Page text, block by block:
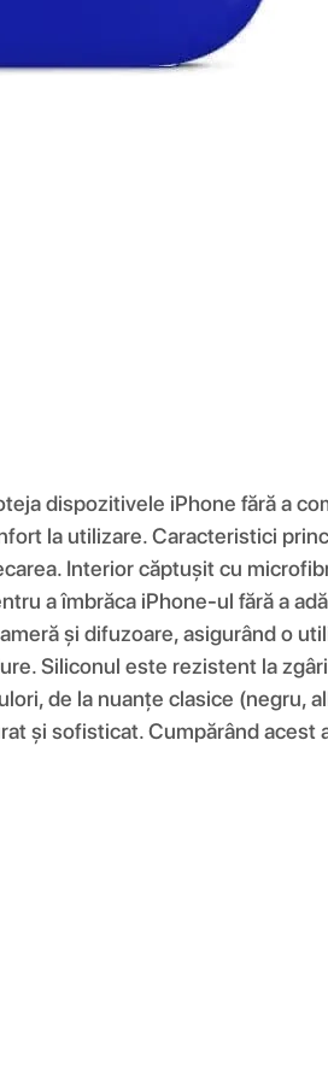
dispozitivele iPhone fără a
la utilizare. Caracteristici
Interior căptușit cu
a îmbrăca iPhone-ul fără a
și difuzoare, asigurând o
Siliconul este rezistent la
de la nuanțe clasice (negru,
și sofisticat. Cumpărând